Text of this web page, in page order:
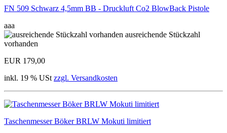
FN 509 Schwarz 4,5mm BB - Druckluft Co2 BlowBack Pistole
aaa
ausreichende Stückzahl
vorhanden
EUR 179,00
inkl. 19 % USt zzgl. Versandkosten
Taschenmesser Böker BRLW Mokuti limitiert